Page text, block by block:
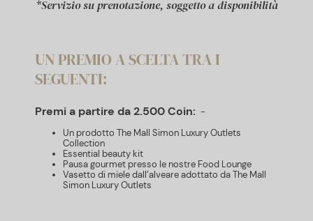
*Servizio su prenotazione, soggetto a disponibilità
UN PREMIO A SCELTA TRA I
SEGUENTI:
Premi a partire da 2.500 Coin:
Un prodotto The Mall Simon Luxury Outlets
Collection
Essential beauty kit
Pausa gourmet presso le nostre Food Lounge
Vasetto di miele dall’alveareadottato da The Mall
Simon Luxury Outlets